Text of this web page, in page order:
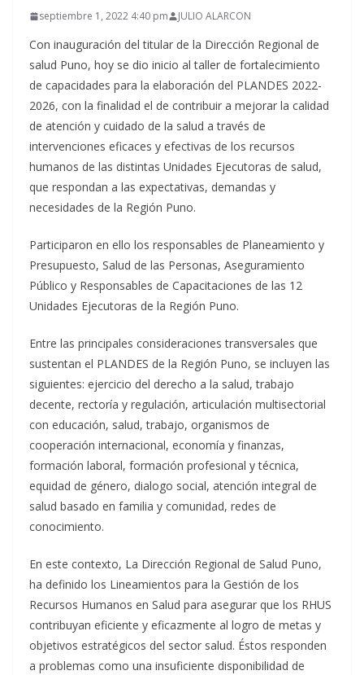
septiembre 1, 2022 4:40 pm JULIO ALARCON
Con inauguración del titular de la Dirección Regional de
salud Puno, hoy se dio inicio al taller de fortalecimiento
de capacidades para la elaboración del PLANDES 2022-
2026, con la finalidad el de contribuir a mejorar la calidad
de atención y cuidado de la salud a través de
intervenciones eficaces y efectivas de los recursos
humanos de las distintas Unidades Ejecutoras de salud,
que respondan a las expectativas, demandas y
necesidades de la Región Puno.
Participaron en ello los responsables de Planeamiento y
Presupuesto, Salud de las Personas, Aseguramiento
Público y Responsables de Capacitaciones de las 12
Unidades Ejecutoras de la Región Puno.
Entre las principales consideraciones transversales que
sustentan el PLANDES de la Región Puno, se incluyen las
siguientes: ejercicio del derecho a la salud, trabajo
decente, rectoría y regulación, articulación multisectorial
con educación, salud, trabajo, organismos de
cooperación internacional, economía y finanzas,
formación laboral, formación profesional y técnica,
equidad de género, dialogo social, atención integral de
salud basado en familia y comunidad, redes de
conocimiento.
En este contexto, La Dirección Regional de Salud Puno,
ha definido los Lineamientos para la Gestión de los
Recursos Humanos en Salud para asegurar que los RHUS
contribuyan eficiente y eficazmente al logro de metas y
objetivos estratégicos del sector salud. Éstos responden
a problemas como una insuficiente disponibilidad de